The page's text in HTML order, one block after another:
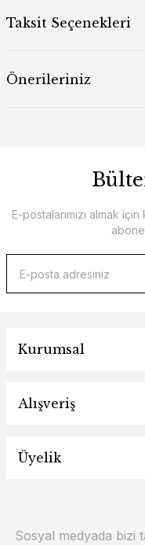
Taksit Seçenekleri
Önerileriniz
E-postalarımızı almak
Kurumsal
Alışveriş
Üyelik
Sosyal medyada bizi